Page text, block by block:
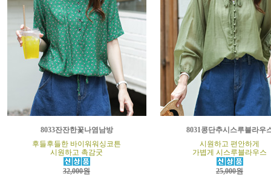
8033잔잔한꽃나염남방
후들후들한 바이워워싱코튼
시원하고 촉감굿
32,000원
8031콩단추시스루블라우
시원하고 편안하게
가볍게 시스루블라우스
25,000원